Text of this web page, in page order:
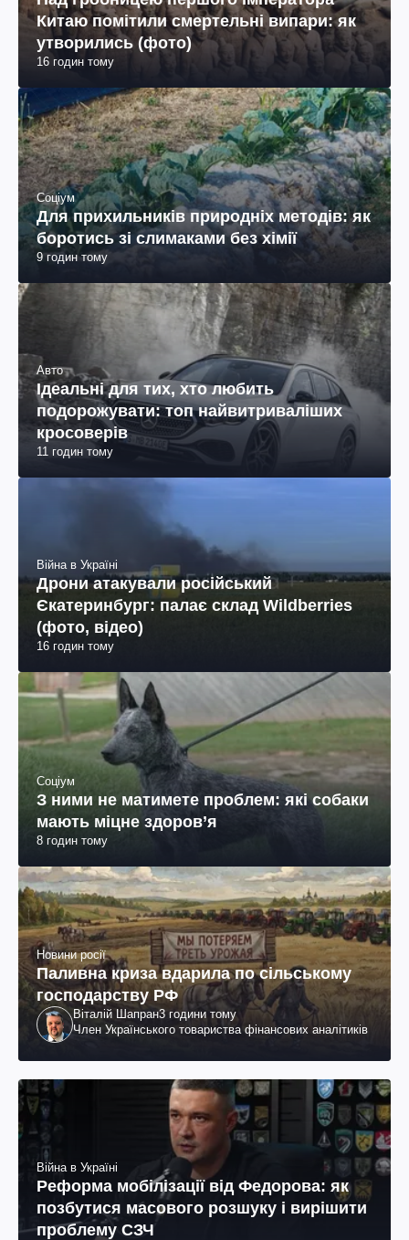
Китаю помітили смертельні випари: як
утворились (фото)
16 годин тому
Соціум
Для прихильників природніх методів: як
боротись зі слимаками без хімії
9 годин тому
Авто
Ідеальні для тих, хто любить
подорожувати: топ найвитриваліших
кросоверів
11 годин тому
Війна в Україні
Дрони атакували російський
Єкатеринбург: палає склад Wildberries
(фото, відео)
16 годин тому
Соціум
З ними не матимете проблем: які собаки
мають міцне здоров’я
8 годин тому
Новини росії
Паливна криза вдарила по сільському
господарству РФ
Віталій Шапран3 години тому
Член Українського товариства фінансових аналітиків
Війна в Україні
Реформа мобілізації від Федорова: як
позбутися масового розшуку і вирішити
проблему СЗЧ